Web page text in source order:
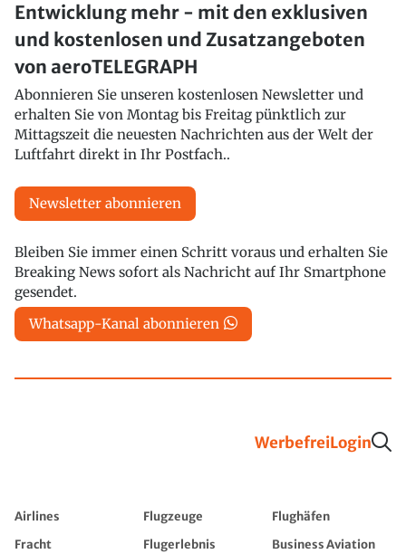
Entwicklung mehr - mit den exklusiven
und kostenlosen und Zusatzangeboten
von aeroTELEGRAPH
Abonnieren Sie unseren kostenlosen Newsletter und
erhalten Sie von Montag bis Freitag pünktlich zur
Mittagszeit die neuesten Nachrichten aus der Welt der
Luftfahrt direkt in Ihr Postfach..
Newsletter abonnieren
Bleiben Sie immer einen Schritt voraus und erhalten Sie
Breaking News sofort als Nachricht auf Ihr Smartphone
gesendet.
Whatsapp-Kanal abonnieren
WerbefreiLogin
Airlines Flugzeuge
Flughäfen
Fracht
Flugerlebnis
Business Aviation